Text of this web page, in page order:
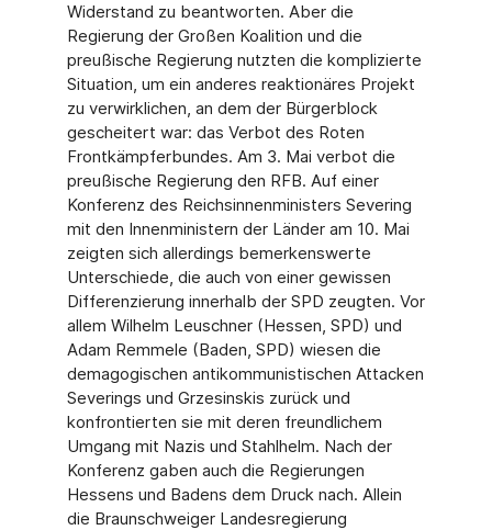
Widerstand zu beantworten. Aber die
Regierung der Großen Koalition und die
preußische Regierung nutzten die komplizierte
Situation, um ein anderes reaktionäres Projekt
zu verwirklichen, an dem der Bürgerblock
gescheitert war: das Verbot des Roten
Frontkämpferbundes. Am 3. Mai verbot die
preußische Regierung den RFB. Auf einer
Konferenz des Reichsinnenministers Severing
mit den Innenministern der Länder am 10. Mai
zeigten sich allerdings bemerkenswerte
Unterschiede, die auch von einer gewissen
Differenzierung innerhalb der SPD zeugten. Vor
allem Wilhelm Leuschner (Hessen, SPD) und
Adam Remmele (Baden, SPD) wiesen die
demagogischen anti­kommunistischen Attacken
Severings und Grzesinskis zurück und
konfrontierten sie mit deren freundlichem
Umgang mit Nazis und Stahlhelm. Nach der
Konferenz gaben auch die Regierungen
Hessens und Badens dem Druck nach. Allein
die Braunschweiger Landes­regierung